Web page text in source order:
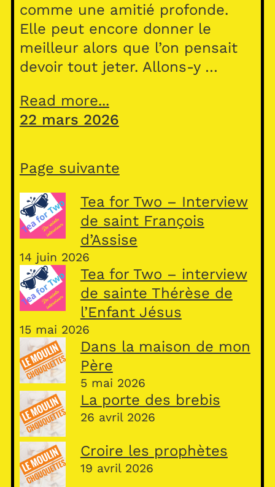
comme une amitié profonde.
Elle peut encore donner le
meilleur alors que l’on pensait
devoir tout jeter. Allons-y …
Read more...
22 mars 2026
Page suivante
Tea for Two – Interview
de saint François
d’Assise
14 juin 2026
Tea for Two – interview
de sainte Thérèse de
l’Enfant Jésus
15 mai 2026
Dans la maison de mon
Père
5 mai 2026
La porte des brebis
26 avril 2026
Croire les prophètes
19 avril 2026